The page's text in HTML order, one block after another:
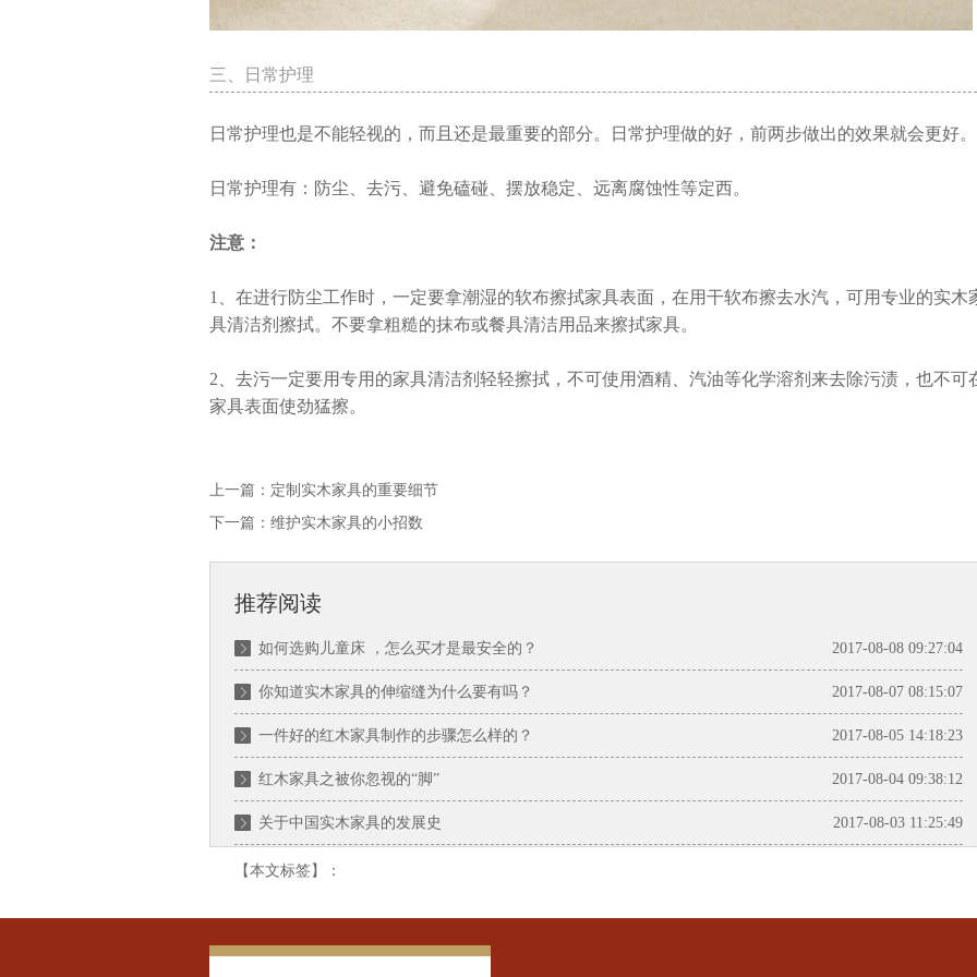
三、日常护理
日常护理也是不能轻视的，而且还是最重要的部分。日常护理做的好，前两步做出的效果就会更好。
日常护理有：防尘、去污、避免磕碰、摆放稳定、远离腐蚀性等定西。
注意：
1、在进行防尘工作时，一定要拿潮湿的软布擦拭家具表面，在用干软布擦去水汽，可用专业的实木
具清洁剂擦拭。不要拿粗糙的抹布或餐具清洁用品来擦拭家具。
2、去污一定要用专用的家具清洁剂轻轻擦拭，不可使用酒精、汽油等化学溶剂来去除污渍，也不可
家具表面使劲猛擦。
上一篇： 定制实木家具的重要细节
下一篇： 维护实木家具的小招数
推荐阅读
2017-08-08 09:27:04
如何选购儿童床 ，怎么买才是最安全的？
2017-08-07 08:15:07
你知道实木家具的伸缩缝为什么要有吗？
2017-08-05 14:18:23
一件好的红木家具制作的步骤怎么样的？
2017-08-04 09:38:12
红木家具之被你忽视的“脚”
2017-08-03 11:25:49
关于中国实木家具的发展史
【本文标签】：